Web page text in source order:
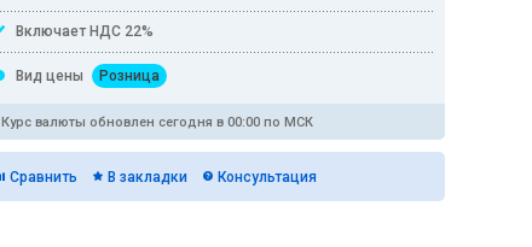
Включает НДС 22%
Вид цены Розница
Курс валюты обновлен сегодня в 00:00 по МСК
Сравнить В закладки Консультация